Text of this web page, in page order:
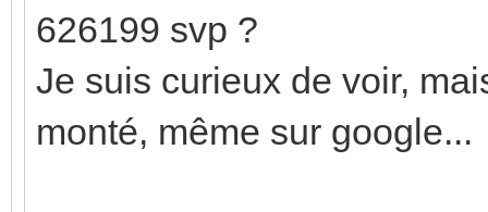
626199 svp ?
Je suis curieux de voir,
monté, même sur google...